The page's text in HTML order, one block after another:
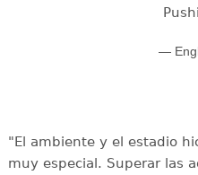
—
"El ambiente y el estadio
muy especial. Superar las